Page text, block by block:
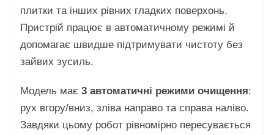
плитки та інших рівних гладких поверхонь.
Пристрій працює в автоматичному режимі й
допомагає швидше підтримувати чистоту без
зайвих зусиль.
Модель має 3 автоматичні режими очищення:
рух вгору/вниз, зліва направо та справа наліво.
Завдяки цьому робот рівномірно пересувається